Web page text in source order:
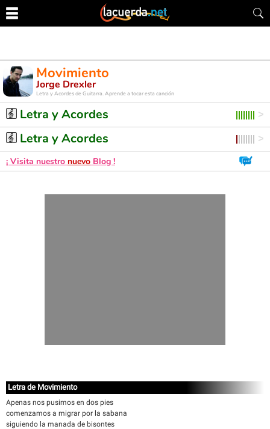
Movimiento
Jorge Drexler
Letra y Acordes de Guitarra. Aprende a tocar esta canción
Letra y Acordes
Letra y Acordes
¡ Visita nuestro nuevo Blog !
Letra de Movimiento
Apenas nos pusimos en dos pies
comenzamos a migrar por la sabana
siguiendo la manada de bisontes